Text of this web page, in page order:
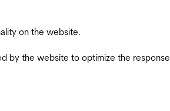
on the website.
by the website to optimize the